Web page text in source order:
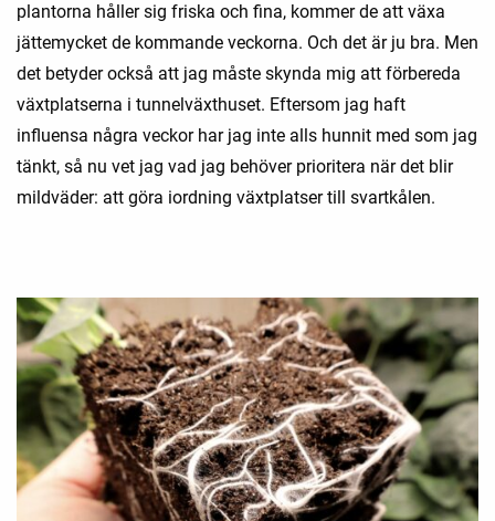
plantorna håller sig friska och fina, kommer de att växa
jättemycket de kommande veckorna. Och det är ju bra. Men
det betyder också att jag måste skynda mig att förbereda
växtplatserna i tunnelväxthuset. Eftersom jag haft
influensa några veckor har jag inte alls hunnit med som jag
tänkt, så nu vet jag vad jag behöver prioritera när det blir
mildväder: att göra iordning växtplatser till svartkålen.